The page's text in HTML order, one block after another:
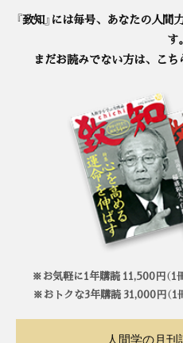
『致知』には毎号、あなたの人
す。
まだお読みでない方は、こち
※お気軽に1年購読 11,500円（1
※おトクな3年購読 31,000円（1
人間学の月刊